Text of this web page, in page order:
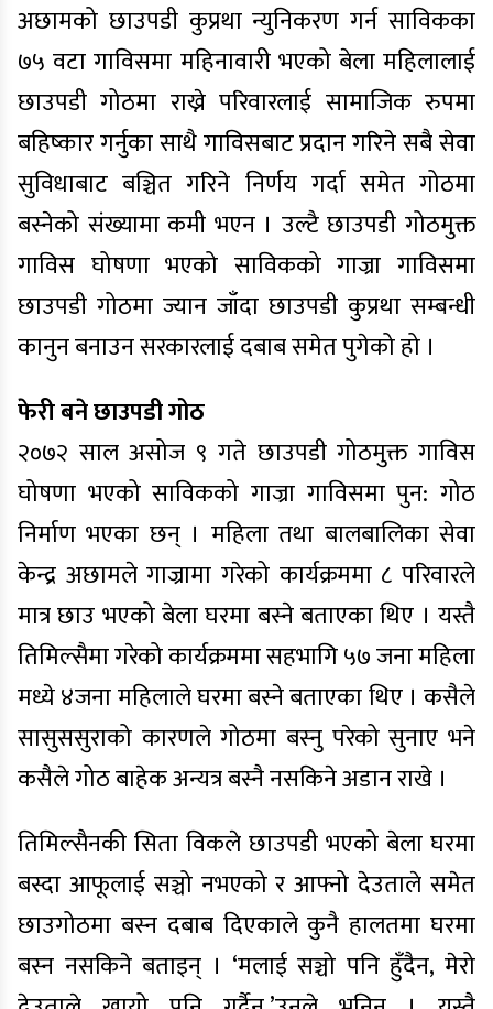
अछामको छाउपडी कुप्रथा न्युनिकरण गर्न साविकका
७५ वटा गाविसमा महिनावारी भएको बेला महिलालाई
छाउपडी गोठमा राख्ने परिवारलाई सामाजिक रुपमा
बहिष्कार गर्नुका साथै गाविसबाट प्रदान गरिने सबै सेवा
सुविधाबाट बञ्चित गरिने निर्णय गर्दा समेत गोठमा
बस्नेको संख्यामा कमी भएन । उल्टै छाउपडी गोठमुक्त
गाविस घोषणा भएको साविकको गाज्रा गाविसमा
छाउपडी गोठमा ज्यान जाँदा छाउपडी कुप्रथा सम्बन्धी
कानुन बनाउन सरकारलाई दबाब समेत पुगेको हो ।
फेरी बने छाउपडी गोठ
२०७२ साल असोज ९ गते छाउपडी गोठमुक्त गाविस
घोषणा भएको साविकको गाज्रा गाविसमा पुन: गोठ
निर्माण भएका छन् । महिला तथा बालबालिका सेवा
केन्द्र अछामले गाज्रामा गरेको कार्यक्रममा ८ परिवारले
मात्र छाउ भएको बेला घरमा बस्ने बताएका थिए । यस्तै
तिमिल्सैमा गरेको कार्यक्रममा सहभागि ५७ जना महिला
मध्ये ४जना महिलाले घरमा बस्ने बताएका थिए । कसैले
सासुससुराको कारणले गोठमा बस्नु परेको सुनाए भने
कसैले गोठ बाहेक अन्यत्र बस्नै नसकिने अडान राखे ।
तिमिल्सैनकी सिता विकले छाउपडी भएको बेला घरमा
बस्दा आफूलाई सञ्चो नभएको र आफ्नो देउताले समेत
छाउगोठमा बस्न दबाब दिएकाले कुनै हालतमा घरमा
बस्न नसकिने बताइन् । ‘मलाई सञ्चो पनि हुँदैन, मेरो